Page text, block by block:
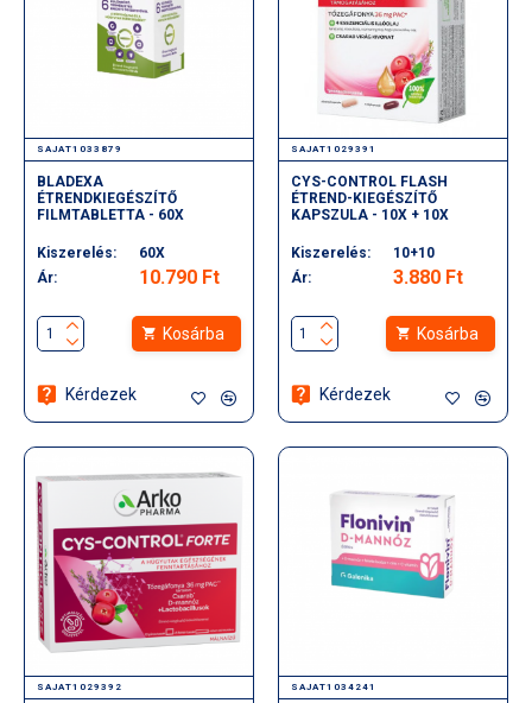
SAJAT1033879
BLADEXA
ÉTRENDKIEGÉSZÍTŐ
FILMTABLETTA - 60X
Kiszerelés:
60X
Ár:
10.790 Ft
Kosárba
Kérdezek
SAJAT1029391
CYS-CONTROL FLASH
ÉTREND-KIEGÉSZÍTŐ
KAPSZULA - 10X + 10X
Kiszerelés:
10+10
Ár:
3.880 Ft
Kosárba
Kérdezek
SAJAT1029392 SAJAT1034241